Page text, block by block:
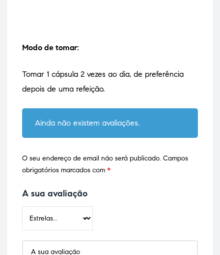
Modo de tomar:
Tomar 1 cápsula 2 vezes ao dia, de preferência
depois de uma refeição.
Ainda não existem avaliações.
O seu endereço de email não será publicado. Campos
obrigatórios marcados com *
A sua avaliação